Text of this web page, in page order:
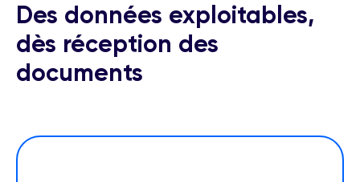
Des données exploitables,
dès réception des
documents